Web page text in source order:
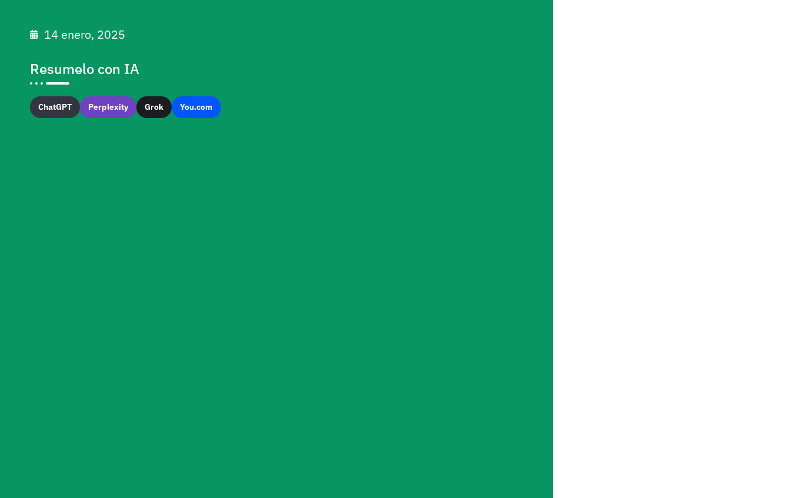
14 enero, 2025
Resumelo con IA
ChatGPT Perplexity Grok You.com